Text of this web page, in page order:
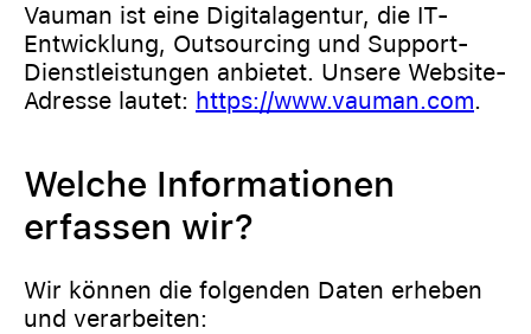
Vauman ist eine Digitalagentur, die IT-
Entwicklung, Outsourcing und Support-
Dienstleistungen anbietet. Unsere Website-
Adresse lautet: https://www.vauman.com.
Welche Informationen
erfassen wir?
Wir können die folgenden Daten erheben
und verarbeiten: